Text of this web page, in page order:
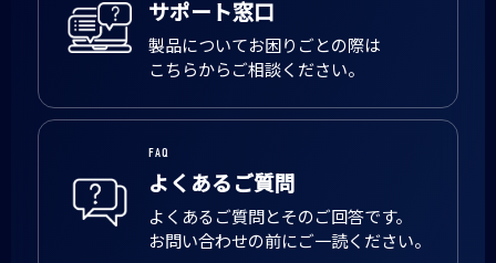
サポート窓口
製品についてお困りごとの際は
こちらからご相談ください。
FAQ
よくあるご質問
よくあるご質問とそのご回答です。
お問い合わせの前にご一読ください。